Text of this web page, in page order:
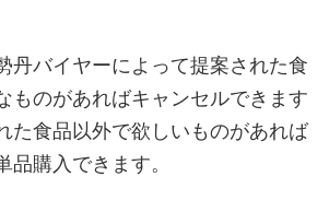
丹バイヤーによって提案された食
ものがあればキャンセルできます
た食品以外で欲しいものがあれば
品購入できます。